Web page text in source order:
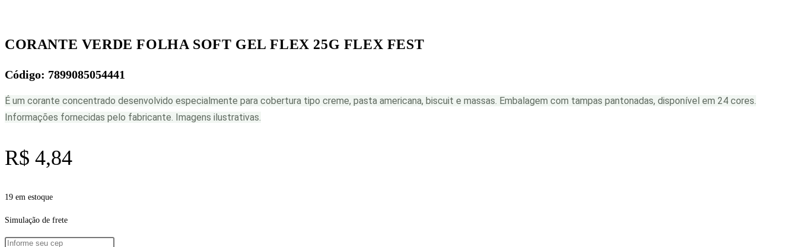
quantidade
CORANTE VERDE FOLHA SOFT GEL FLEX 25G FLEX FEST
Código: 7899085054441
É um corante concentrado desenvolvido especialmente para cobertura tipo creme, pasta americana, biscuit e massas. Embalagem com tampas pantonadas, disponível em 24 cores.
Informações fornecidas pelo fabricante. Imagens ilustrativas.
R$ 4,84
19 em estoque
Simulação de frete